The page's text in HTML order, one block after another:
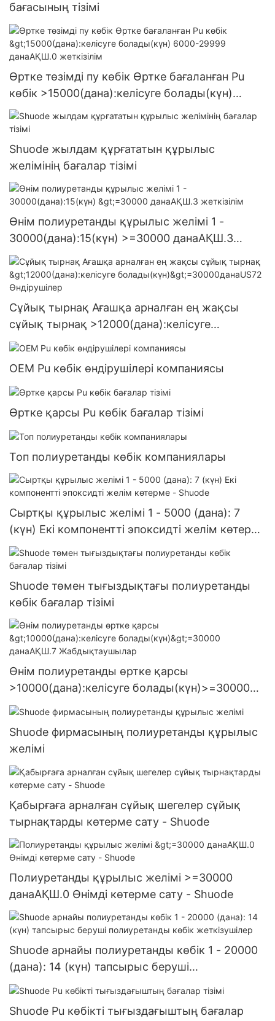
бағасының тізімі
Өртке төзімді пу көбік Өртке бағаланған Pu
көбік >15000(дана):келісуге болады(күн)
6000-29999 данаАҚШ.0 жеткізілім
Shuode жылдам құрғататын құрылыс
желімінің бағалар тізімі
Өнім полиуретанды құрылыс желімі 1 -
30000(дана):15(күн) >=30000 данаАҚШ.3
жеткізілім
Сұйық тырнақ Ағашқа арналған ең жақсы
сұйық тырнақ >12000(дана):келісуге
болады(күн)>=30000данаUS72 Өндірушілер
OEM Pu көбік өндірушілері компаниясы
Өртке қарсы Pu көбік бағалар тізімі
Топ полиуретанды көбік компаниялары
Сыртқы құрылыс желімі 1 - 5000 (дана): 7
(күн) Екі компонентті эпоксидті желім көтерме
- Shuode
Shuode төмен тығыздықтағы полиуретанды
көбік бағалар тізімі
Өнім полиуретанды өртке қарсы
>10000(дана):келісуге болады(күн)>=30000
данаАҚШ.7 Жабдықтаушылар
Shuode фирмасының полиуретанды құрылыс
желімі
Қабырғаға арналған сұйық шегелер сұйық
тырнақтарды көтерме сату - Shuode
Полиуретанды құрылыс желімі >=30000
данаАҚШ.0 Өнімді көтерме сату - Shuode
Shuode арнайы полиуретанды көбік 1 - 20000
(дана): 14 (күн) тапсырыс беруші
полиуретанды көбік жеткізушілер
Shuode Pu көбікті тығыздағыштың бағалар